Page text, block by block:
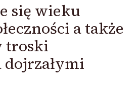
się wieku
a także
troski
dojrzałymi